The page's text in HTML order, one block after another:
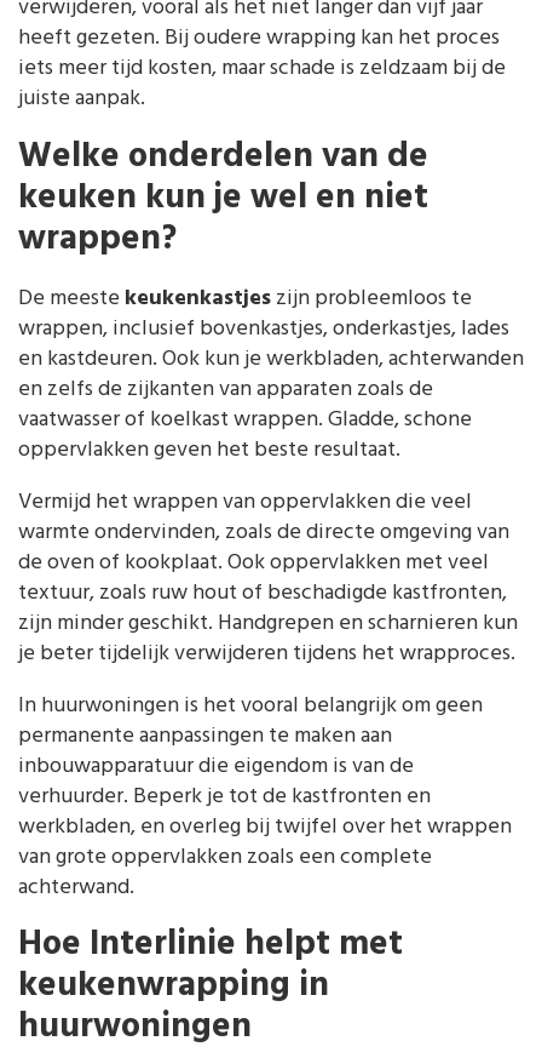
verwijderen, vooral als het niet langer dan vijf jaar
heeft gezeten. Bij oudere wrapping kan het proces
iets meer tijd kosten, maar schade is zeldzaam bij de
juiste aanpak.
Welke onderdelen van de
keuken kun je wel en niet
wrappen?
De meeste keukenkastjeszijn probleemloos te
wrappen, inclusief bovenkastjes, onderkastjes, lades
en kastdeuren. Ook kun je werkbladen, achterwanden
en zelfs de zijkanten van apparaten zoals de
vaatwasser of koelkast wrappen. Gladde, schone
oppervlakken geven het beste resultaat.
Vermijd het wrappen van oppervlakken die veel
warmte ondervinden, zoals de directe omgeving van
de oven of kookplaat. Ook oppervlakken met veel
textuur, zoals ruw hout of beschadigde kastfronten,
zijn minder geschikt. Handgrepen en scharnieren kun
je beter tijdelijk verwijderen tijdens het wrapproces.
In huurwoningen is het vooral belangrijk om geen
permanente aanpassingen te maken aan
inbouwapparatuur die eigendom is van de
verhuurder. Beperk je tot de kastfronten en
werkbladen, en overleg bij twijfel over het wrappen
van grote oppervlakken zoals een complete
achterwand.
Hoe Interlinie helpt met
keukenwrapping in
huurwoningen